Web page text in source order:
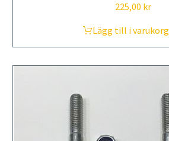
225,00 kr
Lägg till i varukorg